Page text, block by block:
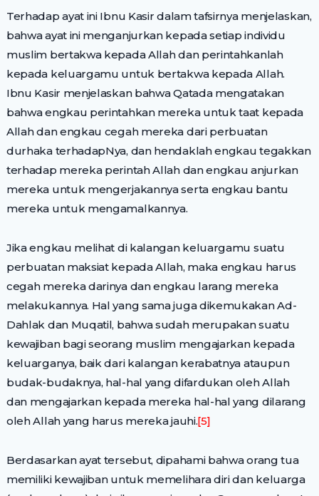
Terhadap ayat ini Ibnu Kasir dalam tafsirnya menjelaskan,
bahwa ayat ini menganjurkan kepada setiap individu
muslim bertakwa kepada Allah dan perintahkanlah
kepada keluargamu untuk bertakwa kepada Allah.
Ibnu Kasir menjelaskan bahwa Qatada mengatakan
bahwa engkau perintahkan mereka untuk taat kepada
Allah dan engkau cegah mereka dari perbuatan
durhaka terhadapNya, dan hendaklah engkau tegakkan
terhadap mereka perintah Allah dan engkau anjurkan
mereka untuk mengerjakannya serta engkau bantu
mereka untuk mengamalkannya.
Jika engkau melihat di kalangan keluargamu suatu
perbuatan maksiat kepada Allah, maka engkau harus
cegah mereka darinya dan engkau larang mereka
melakukannya. Hal yang sama juga dikemukakan Ad-
Dahlak dan Muqatil, bahwa sudah merupakan suatu
kewajiban bagi seorang muslim mengajarkan kepada
keluarganya, baik dari kalangan kerabatnya ataupun
budak-budaknya, hal-hal yang difardukan oleh Allah
dan mengajarkan kepada mereka hal-hal yang dilarang
oleh Allah yang harus mereka jauhi.[5]
Berdasarkan ayat tersebut, dipahami bahwa orang tua
memiliki kewajiban untuk memelihara diri dan keluarga